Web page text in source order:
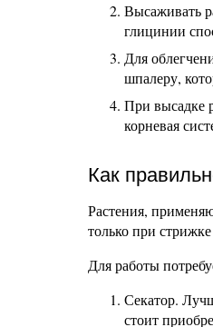
Высаживать
глицинии
Для
шпалеру,
При высадке
корневая
Как
Растения,
только при
Для работы
Секатор.
стоит